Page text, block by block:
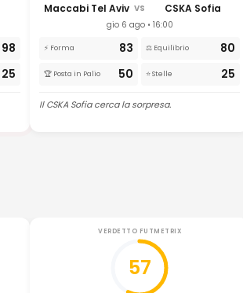
98
25
Maccabi Tel Aviv VS CSKA Sofia
gio 6 ago • 16:00
⚡ Forma 83 ⚖️ Equilibrio 80
🏆 Posta in Palio 50 ⭐ Stelle 25
Il CSKA Sofia cerca la sorpresa.
VERDETTO FUTMETRIX
57